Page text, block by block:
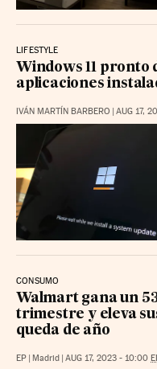
LIFESTYLE
Windows 11 pronto
aplicaciones
IVÁN MARTÍN BARBERO | AUG 17,
CONSUMO
Walmart gana un
trimestre y eleva
queda de año
EP | Madrid | AUG 17, 2023 - 10:00